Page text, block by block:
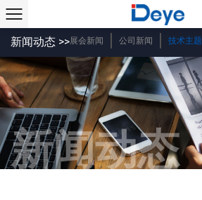
新闻动态 >>展会新闻 公司新闻 技术主题
新闻动态